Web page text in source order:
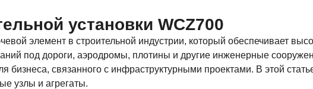
установки WCZ700
элемент в строительной индустрии, который обеспечивает
под дороги, аэродромы, плотины и другие инженерные
связанного с инфраструктурными проектами. В этой
узлы и агрегаты.